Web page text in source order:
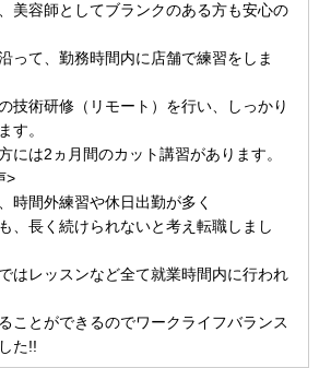
美容師としてブランクのある方も安心の
って、勤務時間内に店舗で練習をしま
技術研修（リモート）を行い、しっかり
す。
には2ヵ月間のカット講習があります。
>
時間外練習や休日出勤が多く
、長く続けられないと考え転職しまし
はレッスンなど全て就業時間内に行われ
ことができるのでワークライフバランス
た!!